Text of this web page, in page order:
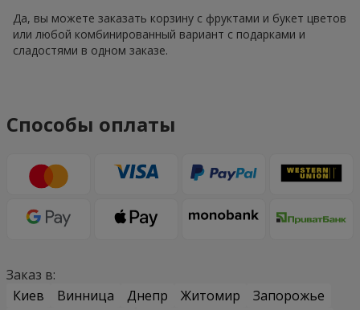
Да, вы можете заказать корзину с фруктами и букет цветов
или любой комбинированный вариант с подарками и
сладостями в одном заказе.
Способы оплаты
Заказ в:
Киев
Винница Днепр Житомир
Запорожье